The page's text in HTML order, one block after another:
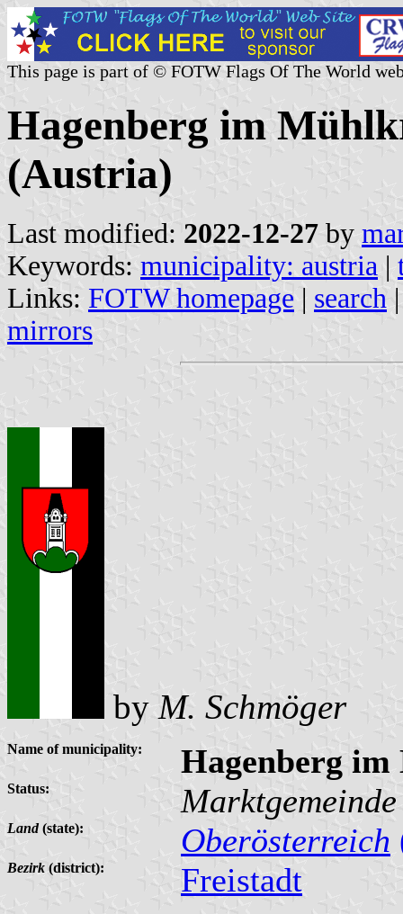
This page is part of © FOTW Flags Of The World
Hagenberg im
(Austria)
Last modified: 2022-12-27 by
Keywords: municipality: austria |
Links: FOTW homepage | search
mirrors
by M. Schmöger
Name of municipality: Hagenberg
Status: Marktgemeinde
Land(state): Oberösterreich
Bezirk (district): Freistadt